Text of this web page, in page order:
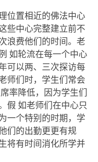
位置相近的佛法中心
些中心完整建立前不
浪费他们的时间。老
如轮流在每一个中心
可以两、三次探访每
师们时，学生们常会
率降低，因为学生们
假 如老师们在中心只
一个特别的时期，学
们的出勤更更有规
将有时间消化所学并